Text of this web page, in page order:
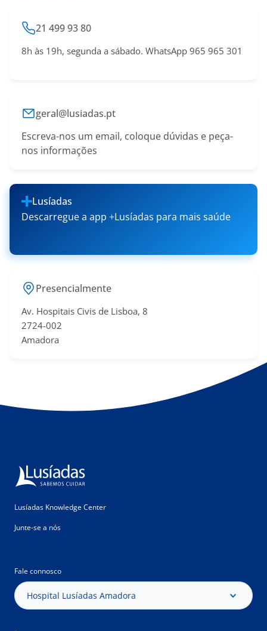
21 499 93 80
8h às 19h, segunda a sábado. WhatsApp 965 965 301
geral@lusiadas.pt
Escreva-nos um email, coloque dúvidas e peça-
nos informações
Lusíadas
Descarregue a app +Lusíadas para mais saúde
Presencialmente
Av. Hospitais Civis de Lisboa, 8
2724-002
Amadora
Lusíadas Knowledge Center
Junte-se a nós
Fale connosco
Hospital Lusíadas Amadora